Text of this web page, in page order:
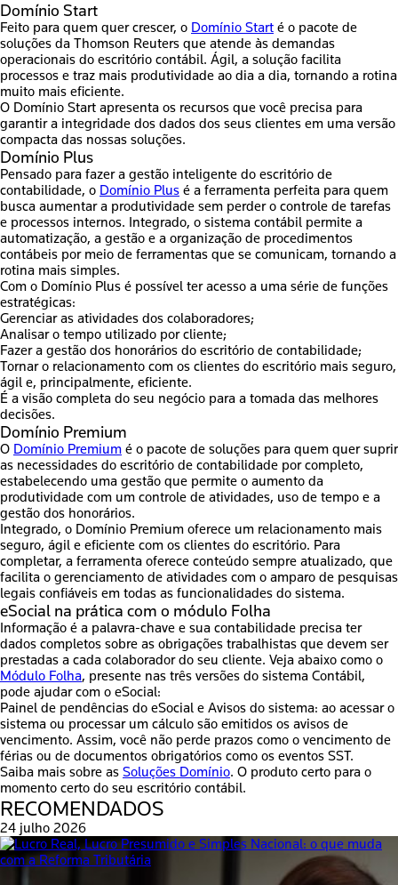
Domínio Start
Feito para quem quer crescer, o Domínio Start é o pacote de
soluções da Thomson Reuters que atende às demandas
operacionais do escritório contábil. Ágil, a solução facilita
processos e traz mais produtividade ao dia a dia, tornando a rotina
muito mais eficiente.
O Domínio Start apresenta os recursos que você precisa para
garantir a integridade dos dados dos seus clientes em uma versão
compacta das nossas soluções.
Domínio Plus
Pensado para fazer a gestão inteligente do escritório de
contabilidade, o Domínio Plus é a ferramenta perfeita para quem
busca aumentar a produtividade sem perder o controle de tarefas
e processos internos. Integrado, o sistema contábil permite a
automatização, a gestão e a organização de procedimentos
contábeis por meio de ferramentas que se comunicam, tornando a
rotina mais simples.
Com o Domínio Plus é possível ter acesso a uma série de funções
estratégicas:
Gerenciar as atividades dos colaboradores;
Analisar o tempo utilizado por cliente;
Fazer a gestão dos honorários do escritório de contabilidade;
Tornar o relacionamento com os clientes do escritório mais seguro,
ágil e, principalmente, eficiente.
É a visão completa do seu negócio para a tomada das melhores
decisões.
Domínio Premium
O Domínio Premium é o pacote de soluções para quem quer suprir
as necessidades do escritório de contabilidade por completo,
estabelecendo uma gestão que permite o aumento da
produtividade com um controle de atividades, uso de tempo e a
gestão dos honorários.
Integrado, o Domínio Premium oferece um relacionamento mais
seguro, ágil e eficiente com os clientes do escritório. Para
completar, a ferramenta oferece conteúdo sempre atualizado, que
facilita o gerenciamento de atividades com o amparo de pesquisas
legais confiáveis em todas as funcionalidades do sistema.
eSocial na prática com o módulo Folha
Informação é a palavra-chave e sua contabilidade precisa ter
dados completos sobre as obrigações trabalhistas que devem ser
prestadas a cada colaborador do seu cliente. Veja abaixo como o
Módulo Folha, presente nas três versões do sistema Contábil,
pode ajudar com o eSocial:
Painel de pendências do eSocial e Avisos do sistema: ao acessar o
sistema ou processar um cálculo são emitidos os avisos de
vencimento. Assim, você não perde prazos como o vencimento de
férias ou de documentos obrigatórios como os eventos SST.
Saiba mais sobre as Soluções Domínio. O produto certo para o
momento certo do seu escritório contábil.
RECOMENDADOS
24 julho 2026